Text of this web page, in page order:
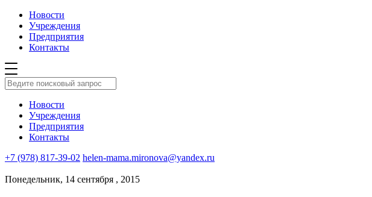
Новости
Учреждения
Предприятия
Контакты
Новости
Учреждения
Предприятия
Контакты
+7 (978) 817-39-02 helen-mama.mironova@yandex.ru
Понедельник, 14 сентября , 2015